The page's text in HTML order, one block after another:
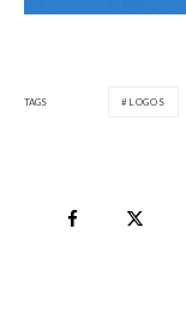
TAGS LOGOS